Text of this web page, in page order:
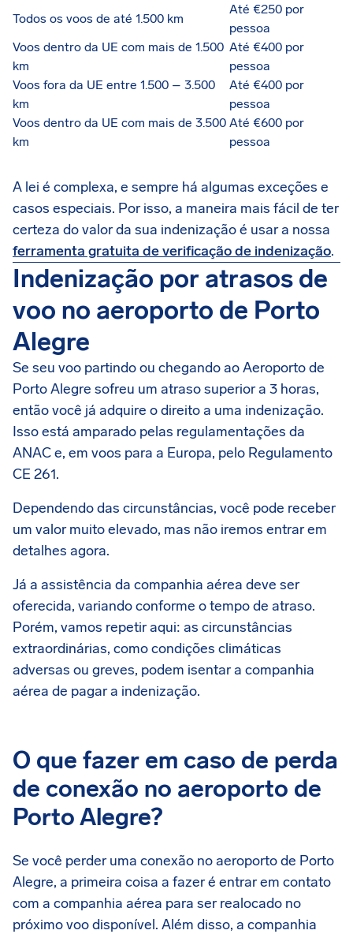
Todos os voos de até 1.500 km
Até €250 por
pessoa
Voos dentro da UE com mais de 1.500
km
Até €400 por
pessoa
Voos fora da UE entre 1.500 – 3.500
km
Até €400 por
pessoa
Voos dentro da UE com mais de 3.500
km
Até €600 por
pessoa
A lei é complexa, e sempre há algumas exceções e
casos especiais. Por isso, a maneira mais fácil de ter
certeza do valor da sua indenização é usar a nossa
ferramenta gratuita de verificação de indenização.
Indenização por atrasos de
voo no aeroporto de Porto
Alegre
Se seu voo partindo ou chegando ao Aeroporto de
Porto Alegre sofreu um atraso superior a 3 horas,
então você já adquire o direito a uma indenização.
Isso está amparado pelas regulamentações da
ANAC e, em voos para a Europa, pelo Regulamento
CE 261.
Dependendo das circunstâncias, você pode receber
um valor muito elevado, mas não iremos entrar em
detalhes agora.
Já a assistência da companhia aérea deve ser
oferecida, variando conforme o tempo de atraso.
Porém, vamos repetir aqui: as circunstâncias
extraordinárias, como condições climáticas
adversas ou greves, podem isentar a companhia
aérea de pagar a indenização.
O que fazer em caso de perda
de conexão no aeroporto de
Porto Alegre?
Se você perder uma conexão no aeroporto de Porto
Alegre, a primeira coisa a fazer é entrar em contato
com a companhia aérea para ser realocado no
próximo voo disponível. Além disso, a companhia